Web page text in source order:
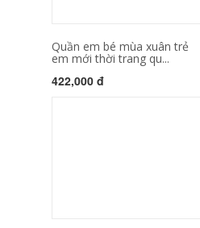
Quần em bé mùa xuân trẻ
em mới thời trang qu...
422,000 đ